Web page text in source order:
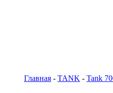
Главная - TANK - Tank